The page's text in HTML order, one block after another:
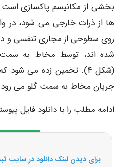
بخشی از مکانیسم پاکسازی است
ها از ذرات خارجی می شود، در
روی سطوحی از مجاری تنفسی و
شده اند، توسط مخاط به
جریان مخاط به سمت گلو می رود.
ادامه مطلب را با دانلود فایل
برای دیدن لینک دانلود در سایت